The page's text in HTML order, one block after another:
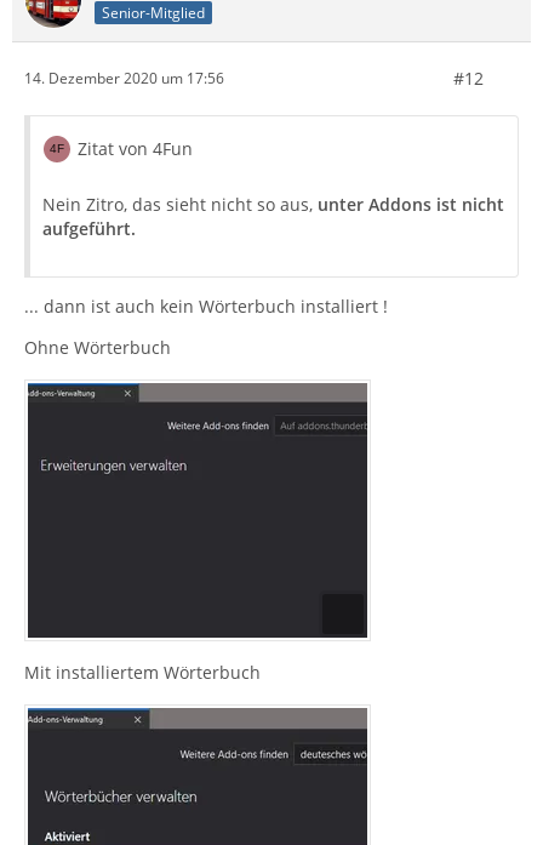
Senior-Mitglied
14. Dezember 2020 um 17:56 #12
Zitat von 4Fun
Nein Zitro, das sieht nicht so aus, unter Addons ist nicht
aufgeführt.
... dann ist auch kein Wörterbuch installiert !
Ohne Wörterbuch
Mit installiertem Wörterbuch